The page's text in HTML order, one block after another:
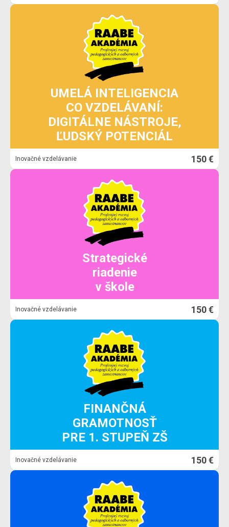
UMELÁ INTELIGENCIA
CO VZDELÁVANÍ:
DIGITÁLNE NÁSTROJE,
ĽUDSKÝ POTENCIÁL
Inovačné vzdelávanie 150 €
Strategické
riadenie
v škole
Inovačné vzdelávanie 150 €
FINANČNÁ
GRAMOTNOSŤ
PRE 1. STUPEŇ ZŠ
Inovačné vzdelávanie 150 €